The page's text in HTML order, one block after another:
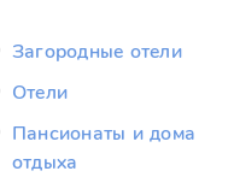
Загородные отели
Отели
Пансионаты и дома
отдыха